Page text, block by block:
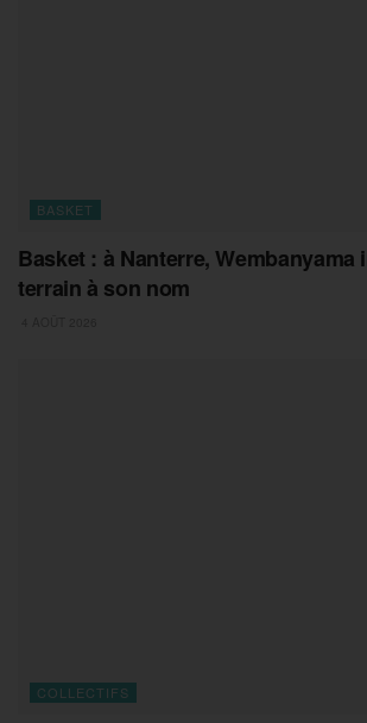
BASKET
Basket : à Nanterre, Wembanyama
terrain à son nom
COLLECTIFS